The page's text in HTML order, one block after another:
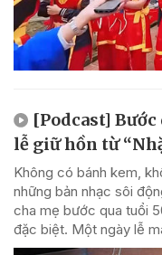
[Podcast]
lễ giữ hồn từ
Không có bánh kem,
những bản nhạc sôi
cha mẹ bước qua tuổi
đặc biệt. Một ngày lễ